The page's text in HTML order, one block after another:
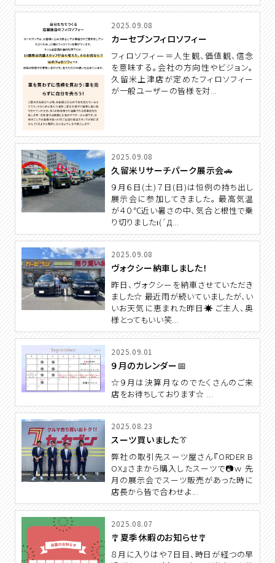
2025.09.08
カーセブンフィロソフィー
フィロソフィー＝人生観、価値観、信念
を意味する。会社の方向性やビジョン。
久留米上津店が定めたフィロソフィー
が一般ユーザーの皆様を対...
2025.09.08
久留米リサーチパーク展示会🚗
９月６日(土)７日(日)は恒例の持ち出し
展示会に参加してきました。 最高気温
が４０℃近い暑さの中、気合と根性で乗
り切りましたι(´Д...
2025.09.08
ヴォクシー納車しました！
昨日、ヴォクシーを納車させていただき
ました☆ 最近雨が続いていましたが、い
いお天気に恵まれた昨日☀ ご主人、奥
様とってもいい笑...
2025.09.01
９月のカレンダー📅
☆９月は決算月なのでたくさんのご来
店をお待ちしております☆ ...
2025.08.23
スーツ買いました👔
弊社の取引先スーツ屋さん『ORDER B
OX』さまから購入したスーツで📷ｗ 先
月の展示会でスーツ販売があった時に
店長から皆で合わせよ...
2025.08.07
🎐夏季休暇のお知らせ🎐
８月に入りはや７日目、時日が経つの早